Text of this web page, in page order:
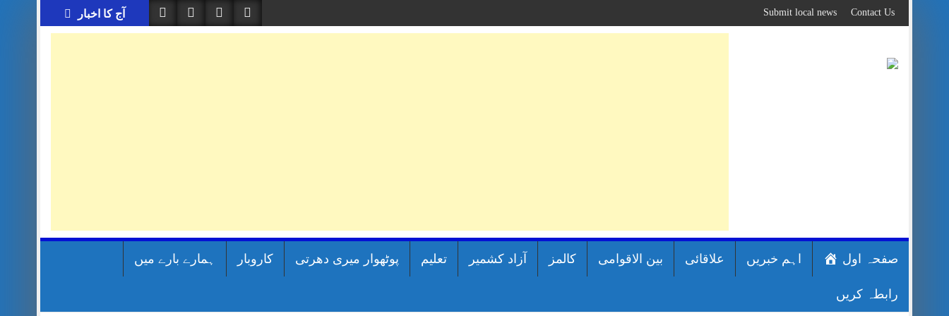
to
content
آج کا اخبار Contact Us
Submit local news
صفحہ اول اہم خبریں علاقائی بین الاقوامی کالمز آزاد کشمیر تعلیم پوٹھوار میری دھرتی کاروبار ہمارے بارے میں
رابطہ کریں